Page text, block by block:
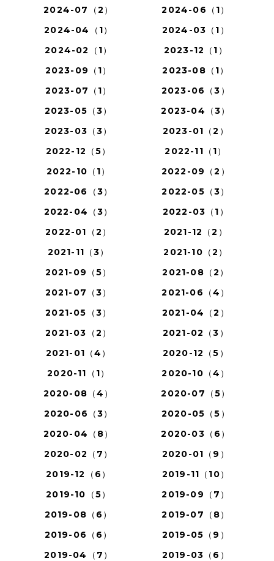
2024-07（2）
2024-06（1）
2024-04（1）
2024-03（1）
2024-02（1）
2023-12（1）
2023-09（1）
2023-08（1）
2023-07（1）
2023-06（3）
2023-05（3）
2023-04（3）
2023-03（3）
2023-01（2）
2022-12（5）
2022-11（1）
2022-10（1）
2022-09（2）
2022-06（3）
2022-05（3）
2022-04（3）
2022-03（1）
2022-01（2）
2021-12（2）
2021-11（3）
2021-10（2）
2021-09（5）
2021-08（2）
2021-07（3）
2021-06（4）
2021-05（3）
2021-04（2）
2021-03（2）
2021-02（3）
2021-01（4）
2020-12（5）
2020-11（1）
2020-10（4）
2020-08（4）
2020-07（5）
2020-06（3）
2020-05（5）
2020-04（8）
2020-03（6）
2020-02（7）
2020-01（9）
2019-12（6）
2019-11（10）
2019-10（5）
2019-09（7）
2019-08（6）
2019-07（8）
2019-06（6）
2019-05（9）
2019-04（7）
2019-03（6）